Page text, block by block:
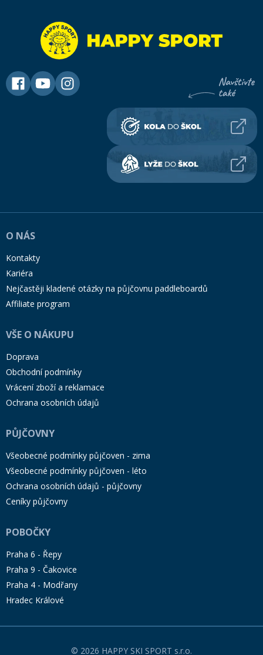
O NÁS
Kontakty
Kariéra
Nejčastěji kladené otázky na půjčovnu paddleboardů
Affiliate program
VŠE O NÁKUPU
Doprava
Obchodní podmínky
Vrácení zboží a reklamace
Ochrana osobních údajů
PŮJČOVNY
Všeobecné podmínky půjčoven - zima
Všeobecné podmínky půjčoven - léto
Ochrana osobních údajů - půjčovny
Ceníky půjčovny
POBOČKY
Praha 6 - Řepy
Praha 9 - Čakovice
Praha 4 - Modřany
Hradec Králové
© 2026 HAPPY SKI SPORT s.r.o.